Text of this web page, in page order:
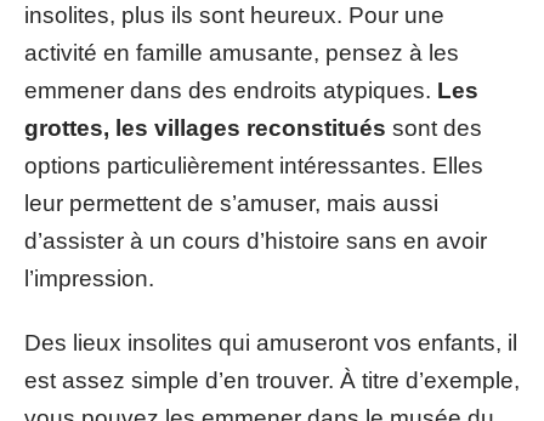
insolites, plus ils sont heureux. Pour une
activité en famille amusante, pensez à les
emmener dans des endroits atypiques. Les
grottes, les villages reconstitués sont des
options particulièrement intéressantes. Elles
leur permettent de s’amuser, mais aussi
d’assister à un cours d’histoire sans en avoir
l’impression.
Des lieux insolites qui amuseront vos enfants, il
est assez simple d’en trouver. À titre d’exemple,